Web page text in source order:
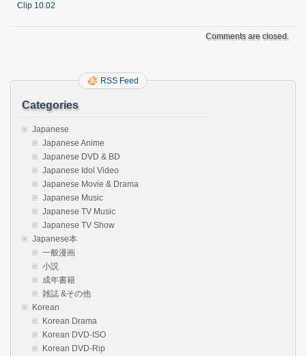
Clip 10.02
Comments are closed.
RSS Feed
Categories
Japanese
Japanese Anime
Japanese DVD & BD
Japanese Idol Video
Japanese Movie & Drama
Japanese Music
Japanese TV Music
Japanese TV Show
Japanese本
一般漫画
小説
成年書籍
雑誌 &その他
Korean
Korean Drama
Korean DVD-ISO
Korean DVD-Rip